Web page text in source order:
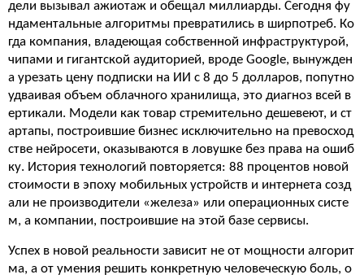
дели вызывал ажиотаж и обещал миллиарды. Сегодня фу
ндаментальные алгоритмы превратились в ширпотреб. Ко
гда компания, владеющая собственной инфраструктурой,
чипами и гигантской аудиторией, вроде Google, вынужден
а урезать цену подписки на ИИ с 8 до 5 долларов, попутно
удваивая объем облачного хранилища, это диагноз всей в
ертикали. Модели как товар стремительно дешевеют, и ст
артапы, построившие бизнес исключительно на превосход
стве нейросети, оказываются в ловушке без права на ошиб
ку. История технологий повторяется: 88 процентов новой
стоимости в эпоху мобильных устройств и интернета созд
али не производители «железа» или операционных систе
м, а компании, построившие на этой базе сервисы.
Успех в новой реальности зависит не от мощности алгорит
ма, а от умения решить конкретную человеческую боль, о